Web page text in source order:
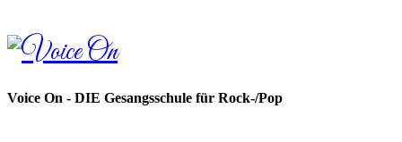
Voice
On
Voice On - DIE Gesangsschule für Rock-/Pop